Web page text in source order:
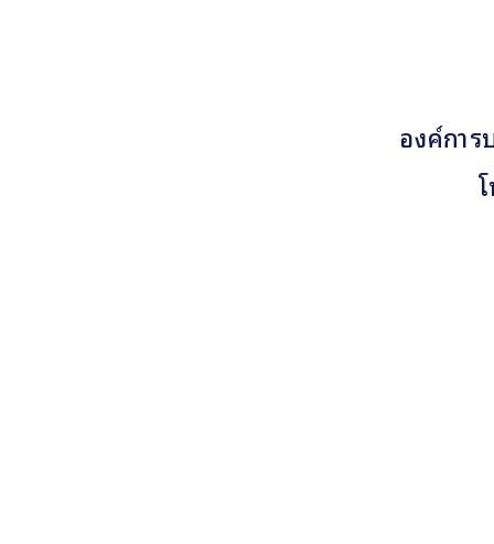
องค์กา